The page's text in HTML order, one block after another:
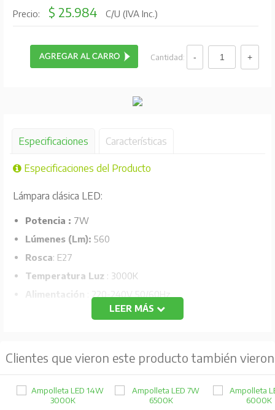
Precio: $ 25.984 C/U (IVA Inc.)
Cantidad:
Especificaciones Características
Especificaciones del Producto
Lámpara clásica LED:
Potencia : 7W
Lúmenes (Lm): 560
Rosca: E27
Temperatura Luz : 3000K
Alimentación
: 220-240V 50/60Hz
20.000 horasLEER MÁS
Clientes que vieron este producto también vieron